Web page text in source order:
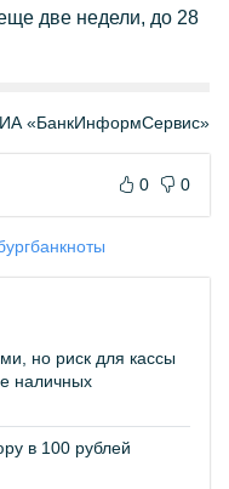
две недели, до 28
ИА «БанкИнформСервис»
0 0
банкноты
но риск для кассы
наличных
в 100 рублей